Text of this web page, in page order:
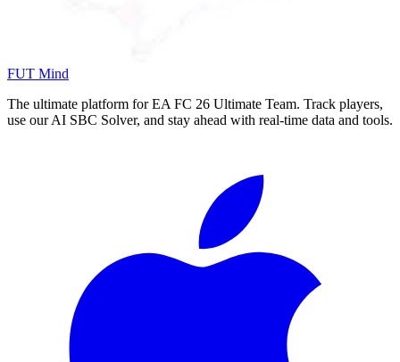
FUT Mind
The ultimate platform for EA FC 26 Ultimate Team. Track players,
use our AI SBC Solver, and stay ahead with real-time data and tools.